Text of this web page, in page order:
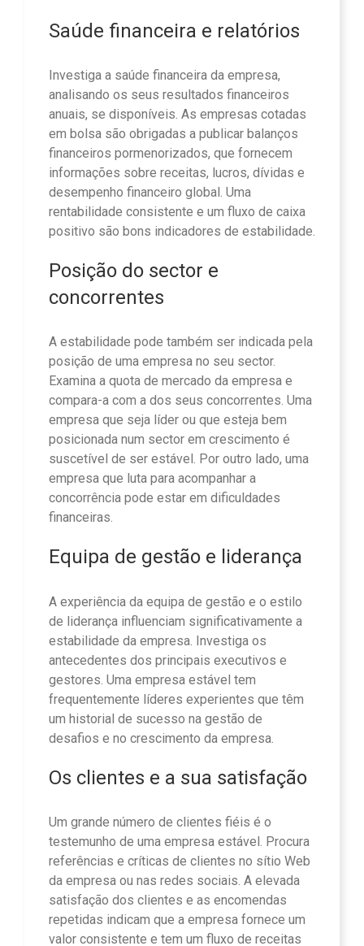
Saúde financeira e relatórios
Investiga a saúde financeira da empresa,
analisando os seus resultados financeiros
anuais, se disponíveis. As empresas cotadas
em bolsa são obrigadas a publicar balanços
financeiros pormenorizados, que fornecem
informações sobre receitas, lucros, dívidas e
desempenho financeiro global. Uma
rentabilidade consistente e um fluxo de caixa
positivo são bons indicadores de estabilidade.
Posição do sector e
concorrentes
A estabilidade pode também ser indicada pela
posição de uma empresa no seu sector.
Examina a quota de mercado da empresa e
compara-a com a dos seus concorrentes. Uma
empresa que seja líder ou que esteja bem
posicionada num sector em crescimento é
suscetível de ser estável. Por outro lado, uma
empresa que luta para acompanhar a
concorrência pode estar em dificuldades
financeiras.
Equipa de gestão e liderança
A experiência da equipa de gestão e o estilo
de liderança influenciam significativamente a
estabilidade da empresa. Investiga os
antecedentes dos principais executivos e
gestores. Uma empresa estável tem
frequentemente líderes experientes que têm
um historial de sucesso na gestão de
desafios e no crescimento da empresa.
Os clientes e a sua satisfação
Um grande número de clientes fiéis é o
testemunho de uma empresa estável. Procura
referências e críticas de clientes no sítio Web
da empresa ou nas redes sociais. A elevada
satisfação dos clientes e as encomendas
repetidas indicam que a empresa fornece um
valor consistente e tem um fluxo de receitas